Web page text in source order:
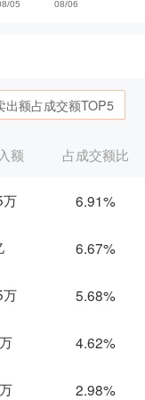
出额占成交额TOP5
额 占成交额比
6.91%
6.67%
5.68%
4.62%
2.98%